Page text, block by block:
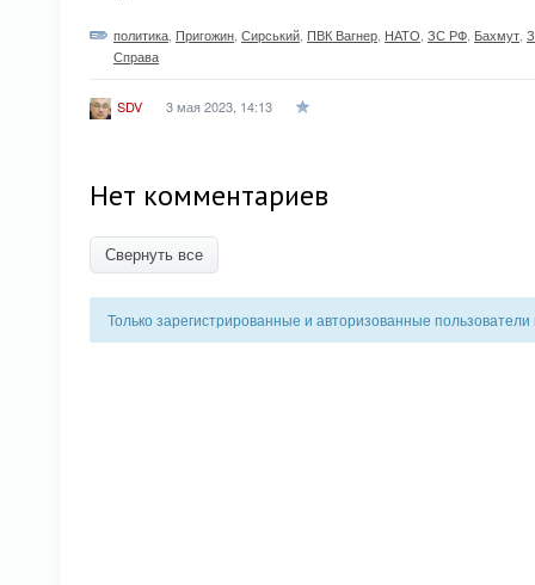
политика Пригожин Сирський ПВК Вагнер НАТО ЗС РФ Бахмут
Справа
SDV 3 мая 2023, 14:13
Нет комментариев
Свернуть все
Только зарегистрированные и авторизованные